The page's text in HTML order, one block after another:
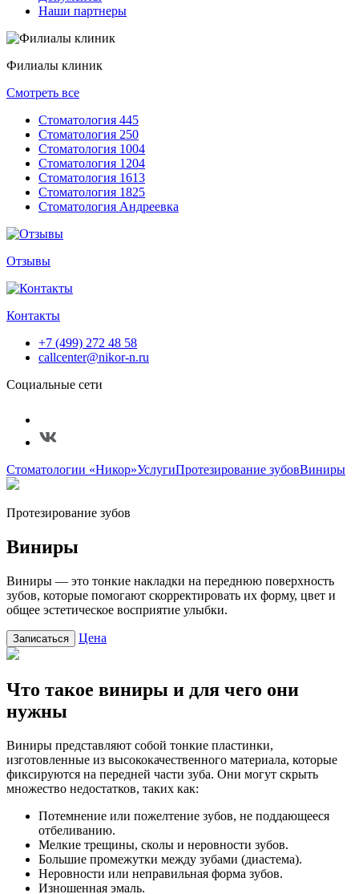
Наши партнеры
Филиалы клиник
Смотреть все
Стоматология 445
Стоматология 250
Стоматология 1004
Стоматология 1204
Стоматология 1613
Стоматология 1825
Стоматология Андреевка
Отзывы
Контакты
+7 (499) 272 48 58
callcenter@nikor-n.ru
Социальные сети
Стоматологии «Никор»УслугиПротезирование зубовВиниры
Протезирование зубов
Виниры
Виниры — это тонкие накладки на переднюю поверхность
зубов, которые помогают скорректировать их форму, цвет и
общее эстетическое восприятие улыбки.
Записаться Цена
Что такое виниры и для чего они
нужны
Виниры представляют собой тонкие пластинки,
изготовленные из высококачественного материала, которые
фиксируются на передней части зуба. Они могут скрыть
множество недостатков, таких как:
Потемнение или пожелтение зубов, не поддающееся
отбеливанию.
Мелкие трещины, сколы и неровности зубов.
Большие промежутки между зубами (диастема).
Неровности или неправильная форма зубов.
Изношенная эмаль.